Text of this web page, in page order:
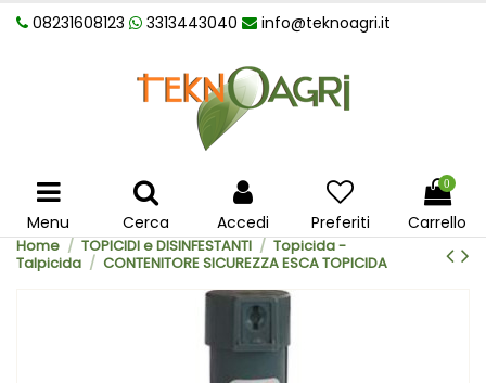
08231608123 3313443040 info@teknoagri.it
Menu Cerca Accedi Preferiti
0
Carrello
Home TOPICIDI e DISINFESTANTI
Topicida -
Talpicida
CONTENITORE SICUREZZA ESCA TOPICIDA